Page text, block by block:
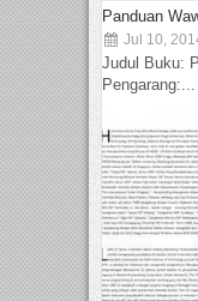
Panduan
Jul 10,
Judul Buku:
Pengarang:...